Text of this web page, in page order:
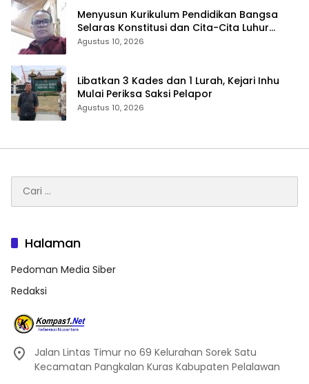
Menyusun Kurikulum Pendidikan Bangsa
Selaras Konstitusi dan Cita-Cita Luhur
Bangsa
Agustus 10, 2026
Libatkan 3 Kades dan 1 Lurah, Kejari Inhu
Mulai Periksa Saksi Pelapor
Agustus 10, 2026
untuk:
Halaman
Pedoman Media Siber
Redaksi
Jalan Lintas Timur no 69 Kelurahan Sorek Satu
Kecamatan Pangkalan Kuras Kabupaten Pelalawan